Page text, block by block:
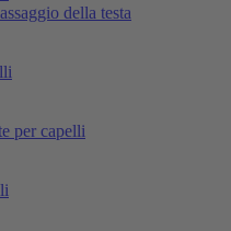
della testa
per capelli